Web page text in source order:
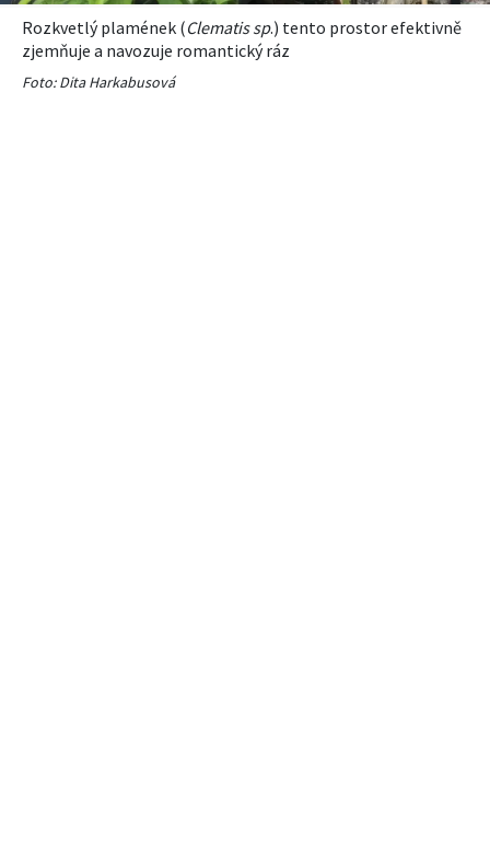
Rozkvetlý plamének (Clematis sp.) tento prostor efektivně
zjemňuje a navozuje romantický ráz
Foto: Dita Harkabusová